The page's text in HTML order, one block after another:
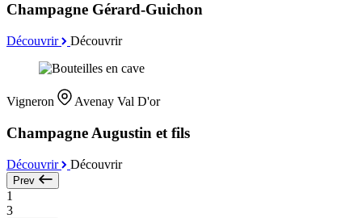
Champagne Gérard-Guichon
Découvrir Découvrir
Vigneron Avenay Val D'or
Champagne Augustin et fils
Découvrir Découvrir
Prev
1
3